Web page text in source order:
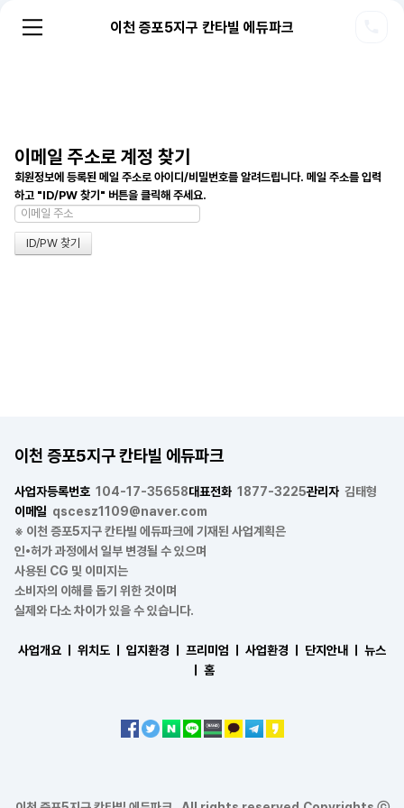
이천 증포5지구 칸타빌 에듀파크
이메일 주소로 계정 찾기
회원정보에 등록된 메일 주소로 아이디/비밀번호를 알려드립니다. 메일 주소를 입력
하고 "ID/PW 찾기" 버튼을 클릭해 주세요.
이천 증포5지구 칸타빌 에듀파크
사업자등록번호 104-17-35658대표전화 1877-3225관리자 김태형
이메일 qscesz1109@naver.com
※ 이천 증포5지구 칸타빌 에듀파크에 기재된 사업계획은
인•허가 과정에서 일부 변경될 수 있으며
사용된 CG 및 이미지는
소비자의 이해를 돕기 위한 것이며
실제와 다소 차이가 있을 수 있습니다.
사업개요 ㅣ 위치도 ㅣ 입지환경 ㅣ 프리미엄 ㅣ 사업환경 ㅣ 단지안내 ㅣ
뉴스
홈